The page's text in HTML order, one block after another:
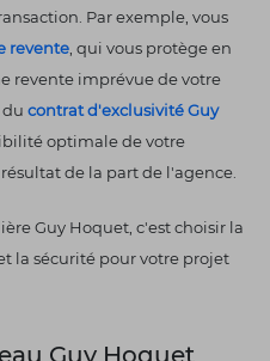
Par exemple, vous
revente , qui vous protège en
revente imprévue de votre
du contrat d'exclusivité Guy
optimale de votre
de la part de l'agence.
Guy Hoquet, c'est choisir la
la sécurité pour votre projet
Guy Hoquet